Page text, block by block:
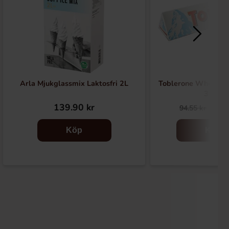
Arla Mjukglassmix Laktosfri 2L
139.90 kr
Köp
Toblerone White
94.55 kr